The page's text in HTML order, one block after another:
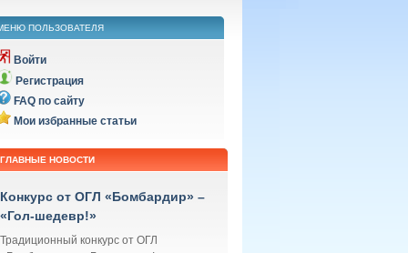
ПОЛЬЗОВАТЕЛЯ
Войти
Регистрация
FAQ по сайту
Мои избранные статьи
ГЛАВНЫЕ НОВОСТИ
Конкурс от ОГЛ «Бомбардир» –
«Гол-шедевр!»
Традиционный конкурс от ОГЛ